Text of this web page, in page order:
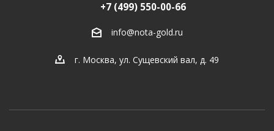
+7 (499) 550-00-66
info@nota-gold.ru
г. Москва, ул. Сущевский вал, д. 49